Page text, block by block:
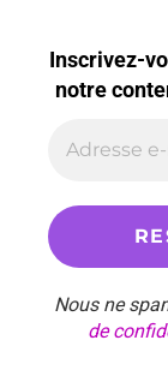
Inscrivez-
notre
Nous ne
de